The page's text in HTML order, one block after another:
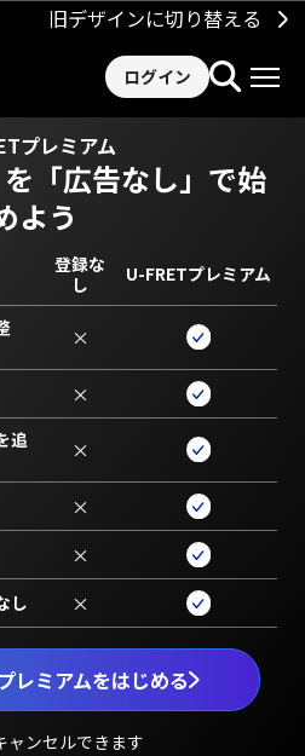
旧デザインに切り替える
ログイン
プレミアム
「広告なし」で始
よう
レミアムをはじめる
ャンセルできます
登録な
し
U-FRETプレミアム
×
×
追
×
×
×
し ×